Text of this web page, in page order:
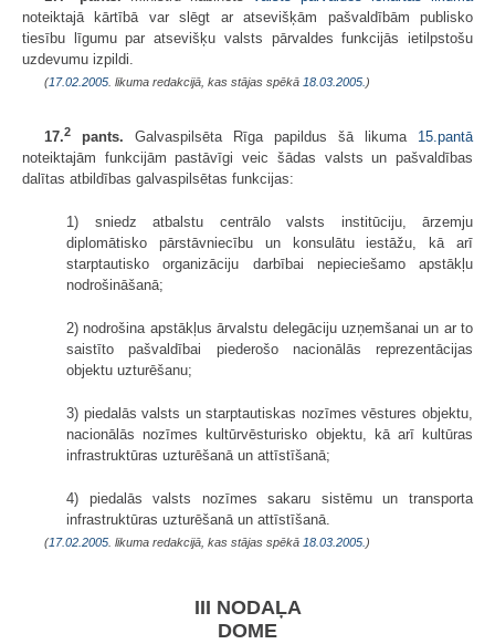
noteiktajā kārtībā var slēgt ar atsevišķām pašvaldībām publisko
tiesību līgumu par atsevišķu valsts pārvaldes funkcijās ietilpstošu
uzdevumu izpildi.
(17.02.2005 . likuma redakcijā, kas stājas spēkā 18.03.2005. )
17.2 pants. Galvaspilsēta Rīga papildus šā likuma 15.pantā
noteiktajām funkcijām pastāvīgi veic šādas valsts un pašvaldības
dalītas atbildības galvaspilsētas funkcijas:
1) sniedz atbalstu centrālo valsts institūciju, ārzemju
diplomātisko pārstāvniecību un konsulātu iestāžu, kā arī
starptautisko organizāciju darbībai nepieciešamo apstākļu
nodrošināšanā;
2) nodrošina apstākļus ārvalstu delegāciju uzņemšanai un ar to
saistīto pašvaldībai piederošo nacionālās reprezentācijas
objektu uzturēšanu;
3) piedalās valsts un starptautiskas nozīmes vēstures objektu,
nacionālās nozīmes kultūrvēsturisko objektu, kā arī kultūras
infrastruktūras uzturēšanā un attīstīšanā;
4) piedalās valsts nozīmes sakaru sistēmu un transporta
infrastruktūras uzturēšanā un attīstīšanā.
(17.02.2005. likuma redakcijā, kas stājas spēkā 18.03.2005.)
III NODAĻA
DOME